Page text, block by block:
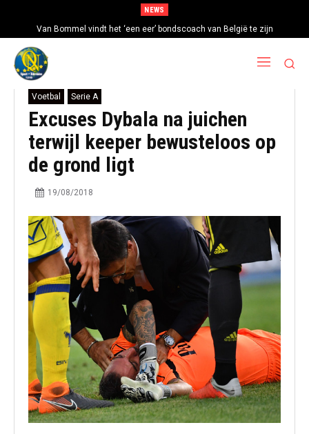
NEWS
Van Bommel vindt het ‘een eer’ bondscoach van België te zijn
Voetbal Serie A
Excuses Dybala na juichen
terwijl keeper bewusteloos op
de grond ligt
19/08/2018